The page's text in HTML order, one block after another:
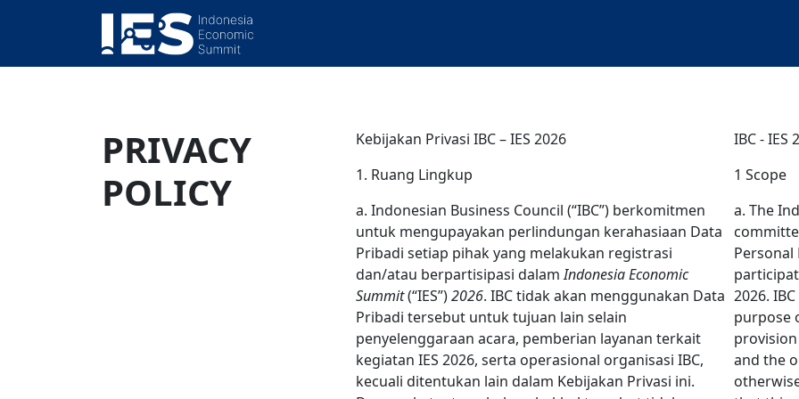
PRIVACY
POLICY
Kebijakan Privasi IBC – IES 2026
IBC - IES
1. Ruang Lingkup
1 Scope
a. Indonesian Business Council (“IBC”) berkomitmen
untuk mengupayakan perlindungan kerahasiaan Data
Pribadi setiap pihak yang melakukan registrasi
dan/atau berpartisipasi dalamIndonesia Economic
Summit(“IES”)2026. IBC tidak akan menggunakan Data
Pribadi tersebut untuk tujuan lain selain
penyelenggaraan acara, pemberian layanan terkait
kegiatan IES 2026, serta operasional organisasi IBC,
kecuali ditentukan lain dalam Kebijakan Privasi ini.
a. The
2026.
purpose
and the